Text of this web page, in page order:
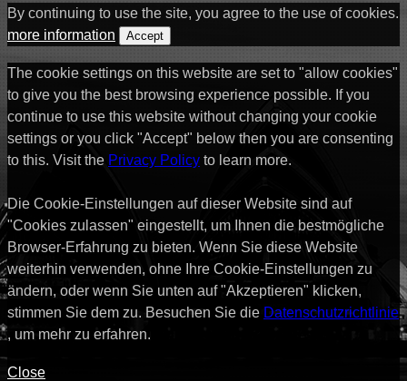
By continuing to use the site, you agree to the use of cookies.
more information
Accept
The cookie settings on this website are set to "allow cookies"
to give you the best browsing experience possible. If you
continue to use this website without changing your cookie
settings or you click "Accept" below then you are consenting
to this. Visit the Privacy Policy to learn more.
Die Cookie-Einstellungen auf dieser Website sind auf
"Cookies zulassen" eingestellt, um Ihnen die bestmögliche
Browser-Erfahrung zu bieten. Wenn Sie diese Website
weiterhin verwenden, ohne Ihre Cookie-Einstellungen zu
ändern, oder wenn Sie unten auf "Akzeptieren" klicken,
stimmen Sie dem zu. Besuchen Sie die Datenschutzrichtlinie
, um mehr zu erfahren.
Close